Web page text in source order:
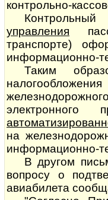
контрольно-
управления
транспорте)
информационно-
Таким
электронного
на
информационно-
В другом
вопросу о
авиабилета